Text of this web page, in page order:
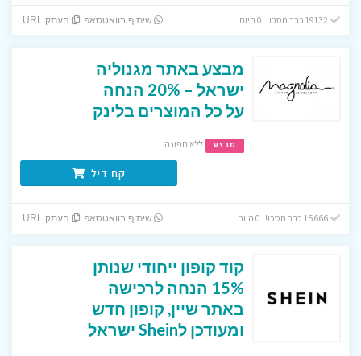
19132 כבר חסכו! 0 היום שיתוף בוואטסאפ העתק URL
מבצע באתר מגנוליה
ישראל – 20% הנחה
על כל המוצרים בלינק
מבצע ללא תפוגה
קח דיל
15666 כבר חסכו! 0 היום שיתוף בוואטסאפ העתק URL
קוד קופון ייחודי שנותן
15% הנחה לרכישה
באתר שיין, קופון חדש
ומעודכן לShein ישראל